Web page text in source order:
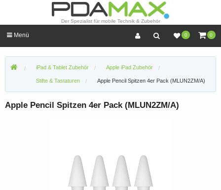
Der Spezialist für mobile Technik & Zubehör
0 0
Menü
iPad & Tablet Zubehör Apple iPad Zubehör
Stifte & Tastaturen Apple Pencil Spitzen 4er Pack (MLUN2ZM/A)
Apple Pencil Spitzen 4er Pack (MLUN2ZM/A)